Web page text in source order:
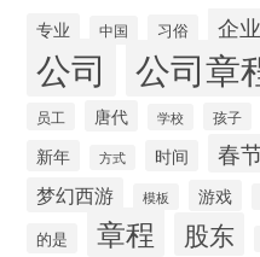
专业 中国 习俗 企业
公司 公司章
员工 唐代 学校 孩子
新年 方式 时间 春
梦幻西游 模板 游戏
的是 章程 股东